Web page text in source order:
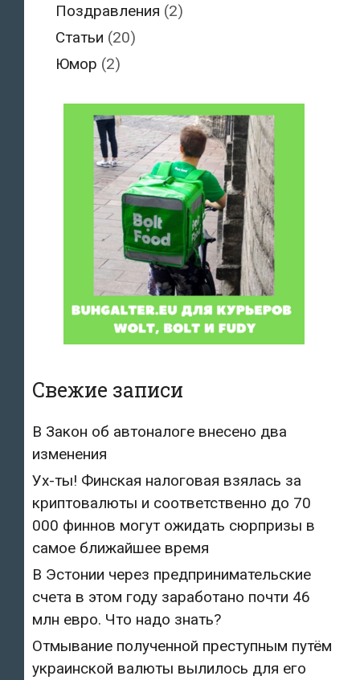
Поздравления (2)
Статьи (20)
Юмор (2)
Свежие записи
В Закон об автоналоге внесено два
изменения
Ух-ты! Финская налоговая взялась за
криптовалюты и соответственно до 70
000 финнов могут ожидать сюрпризы в
самое ближайшее время
В Эстонии через предпринимательские
счета в этом году заработано почти 46
млн евро. Что надо знать?
Отмывание полученной преступным путём
украинской валюты вылилось для его